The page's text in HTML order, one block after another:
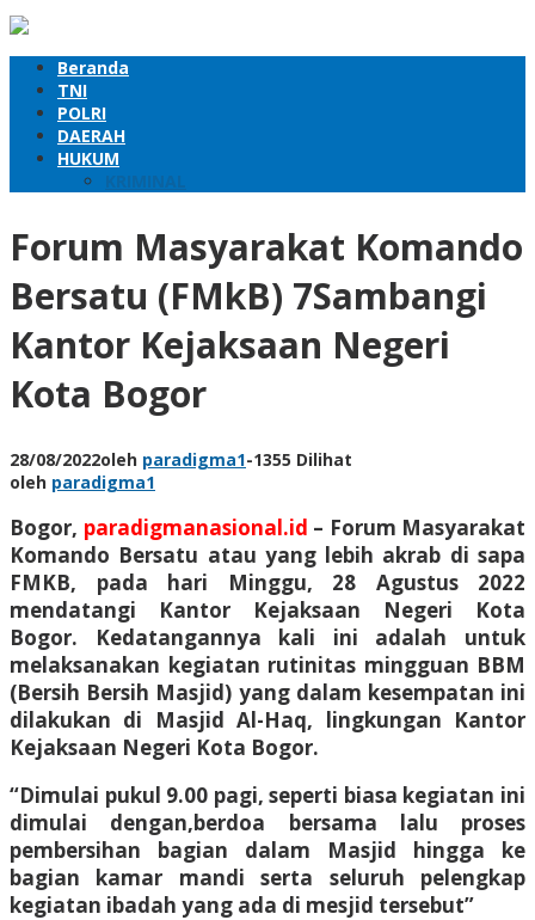
Beranda
TNI
POLRI
DAERAH
HUKUM
KRIMINAL
Forum Masyarakat Komando
Bersatu (FMkB) 7Sambangi
Kantor Kejaksaan Negeri
Kota Bogor
28/08/2022oleh paradigma1-1355 Dilihat
oleh paradigma1
Bogor, paradigmanasional.id – Forum Masyarakat
Komando Bersatu atau yang lebih akrab di sapa
FMKB, pada hari Minggu, 28 Agustus 2022
mendatangi Kantor Kejaksaan Negeri Kota
Bogor. Kedatangannya kali ini adalah untuk
melaksanakan kegiatan rutinitas mingguan BBM
(Bersih Bersih Masjid) yang dalam kesempatan ini
dilakukan di Masjid Al-Haq, lingkungan Kantor
Kejaksaan Negeri Kota Bogor.
“Dimulai pukul 9.00 pagi, seperti biasa kegiatan ini
dimulai dengan,berdoa bersama lalu proses
pembersihan bagian dalam Masjid hingga ke
bagian kamar mandi serta seluruh pelengkap
kegiatan ibadah yang ada di mesjid tersebut”